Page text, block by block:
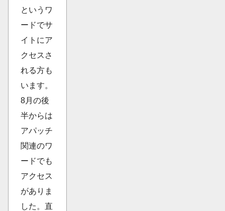
というワ
ードでサ
イトにア
クセスさ
れる方も
います。
8月の後
半からは
アパッチ
関連のワ
ードでも
アクセス
がありま
した。直